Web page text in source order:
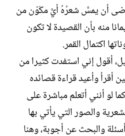
يرضى أن يمسَّ شعرُهُ أيَّ مكَوّن من
منه بأن القصيدة لا تكون
اكتمال القمر.
أقول إني استفدت كثيرا من
وأعيد قراءة قصائده
لو أنني أتعلم مباشرة على
والصور التي يأتي بها
والبحث عن أجوبة، وهنا